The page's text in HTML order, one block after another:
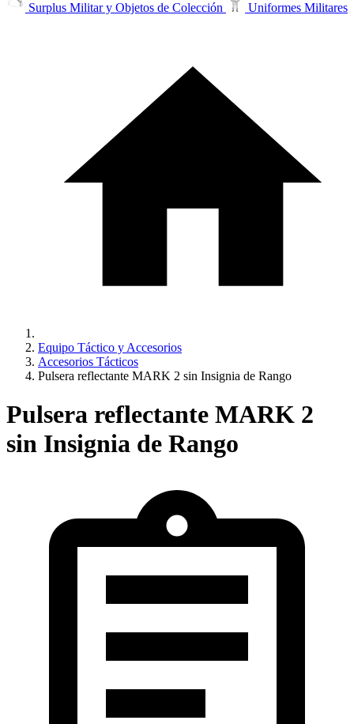
Surplus Militar y Objetos de Colección
Uniformes Militares
Equipo Táctico y Accesorios
Accesorios Tácticos
Pulsera reflectante MARK 2 sin Insignia de Rango
Pulsera reflectante MARK 2
sin Insignia de Rango